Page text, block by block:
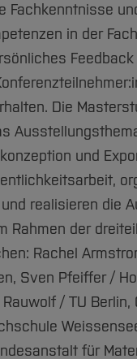
Fachkenntnisse
in der
Die
und
realisieren die
Rahmen der
Rachel
Sven Pfeiffer /
/ TU Berlin,
für